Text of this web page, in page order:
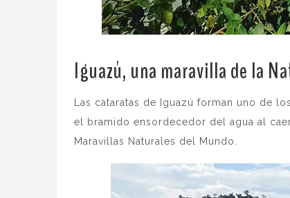
Iguazú, una maravilla de la
Las cataratas de Iguazú forman uno de
el bramido ensordecedor del agua al
Maravillas Naturales del Mundo.